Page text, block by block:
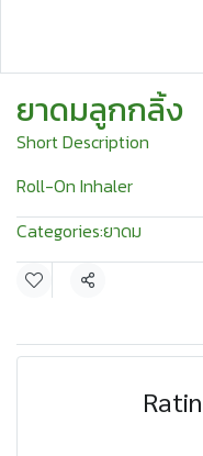
ยาดมลูกกลิ้ง
Short Description
Roll-On Inhaler
Categories:ยาดม
Share